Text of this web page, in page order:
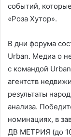
событий,
«Роза Хутор».
В дни форума
Urban. Медиа о
с командой
агентств
результаты
анализа.
номинациях, в
ДВ МЕТРИЯ (до